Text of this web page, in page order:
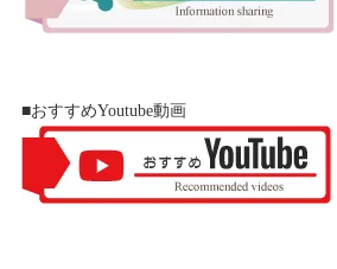
■おすすめYoutube動画